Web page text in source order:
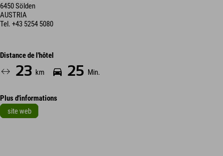
6450 Sölden
AUSTRIA
Tel. +43 5254 5080
Distance de l'hôtel
23 km 25 Min.
Plus d'informations
site web